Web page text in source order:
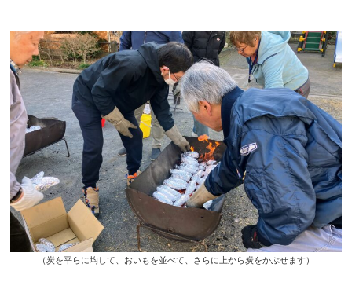
（炭を平らに均して、おいもを並べて、さらに上から炭をかぶせます）